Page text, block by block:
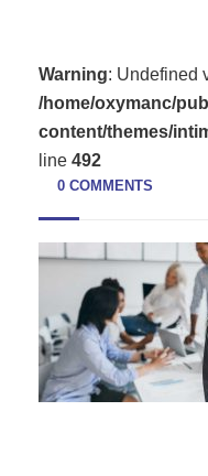
Warning: Undefined
/home/oxymanc/
content/themes/
line 492
0 COMMENTS